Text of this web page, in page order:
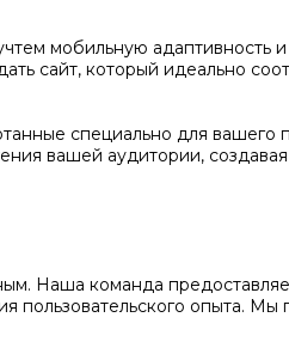
мобильную адаптивность
сайт, который идеально
специально для вашего
вашей аудитории,
Наша команда
пользовательского опыта.